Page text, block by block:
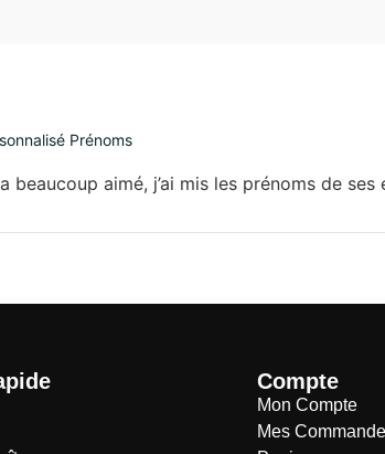
Prénoms
beaucoup aimé, j’ai mis les prénoms de
Compte
Mon Compte
Mes